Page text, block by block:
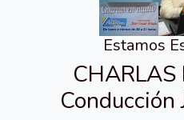
Estamos
CHARLAS
Conducción